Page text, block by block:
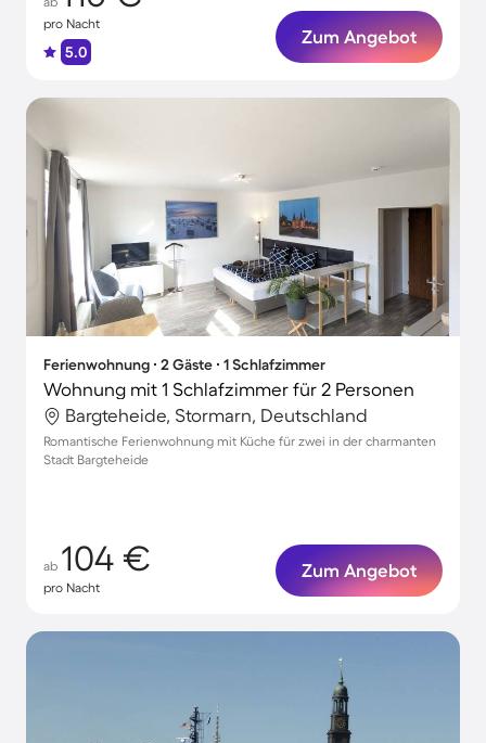
pro Nacht
5.0
Zum Angebot
Ferienwohnung ∙ 2 Gäste ∙ 1 Schlafzimmer
Wohnung mit 1 Schlafzimmer für 2 Personen
Bargteheide, Stormarn, Deutschland
Romantische Ferienwohnung mit Küche für zwei in der charmanten
Stadt Bargteheide
ab 104 €
pro Nacht
Zum Angebot